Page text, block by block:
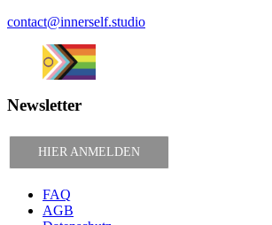
contact@innerself.studio
Newsletter
HIER ANMELDEN
FAQ
AGB